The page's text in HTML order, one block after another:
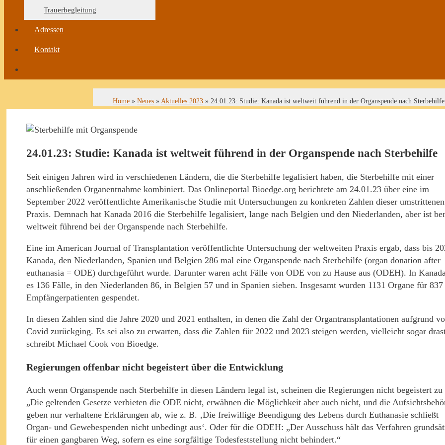
Trauerbegleitung
Adressen
Kontakt
Home » Neues » Aktuelles 2023 » 24.01.23: Studie: Kanada ist weltweit führend in der Organspende nach Sterbehilfe
24.01.23: Studie: Kanada ist weltweit führend in der Organspende nach Sterbehilfe
Seit einigen Jahren wird in verschiedenen Ländern, die die Sterbehilfe legalisiert haben, die Sterbehilfe mit einer
anschließenden Organentnahme kombiniert. Das Onlineportal Bioedge.org berichtete am 24.01.23 über eine im
September 2022 veröffentlichte Amerikanische Studie mit Untersuchungen zu konkreten Zahlen dieser umstrittenen
Praxis. Demnach hat Kanada 2016 die Sterbehilfe legalisiert, lange nach Belgien und den Niederlanden, aber ist
weltweit führend bei der Organspende nach Sterbehilfe.
Eine im American Journal of Transplantation veröffentlichte Untersuchung der weltweiten Praxis ergab, dass bis
Kanada, den Niederlanden, Spanien und Belgien 286 mal eine Organspende nach Sterbehilfe (organ donation after
euthanasia = ODE) durchgeführt wurde. Darunter waren acht Fälle von ODE von zu Hause aus (ODEH). In
es 136 Fälle, in den Niederlanden 86, in Belgien 57 und in Spanien sieben. Insgesamt wurden 1131 Organe für 837
Empfängerpatienten gespendet.
In diesen Zahlen sind die Jahre 2020 und 2021 enthalten, in denen die Zahl der Organtransplantationen aufgrund
Covid zurückging. Es sei also zu erwarten, dass die Zahlen für 2022 und 2023 steigen werden, vielleicht sogar
schreibt Michael Cook von Bioedge.
Regierungen offenbar nicht begeistert über die Entwicklung
Auch wenn Organspende nach Sterbehilfe in diesen Ländern legal ist, scheinen die Regierungen nicht begeistert zu
„Die geltenden Gesetze verbieten die ODE nicht, erwähnen die Möglichkeit aber auch nicht, und die
geben nur verhaltene Erklärungen ab, wie z. B. ‚Die freiwillige Beendigung des Lebens durch Euthanasie schließt
Organ- und Gewebespenden nicht unbedingt aus‘. Oder für die ODEH: „Der Ausschuss hält das Verfahren
für einen gangbaren Weg, sofern es eine sorgfältige Todesfeststellung nicht behindert.“